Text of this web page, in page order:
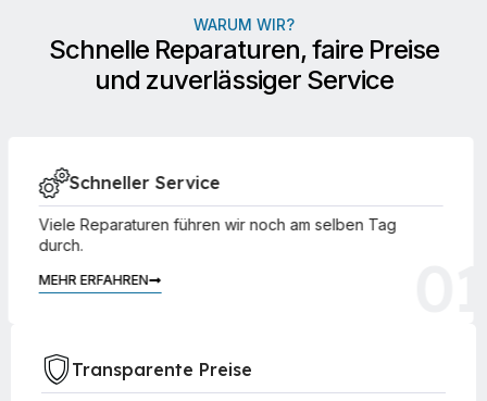
WARUM WIR?
Schnelle Reparaturen, faire Preise
und zuverlässiger Service
Schneller Service
Viele Reparaturen führen wir noch am selben Tag
durch.
MEHR ERFAHREN
Transparente Preise